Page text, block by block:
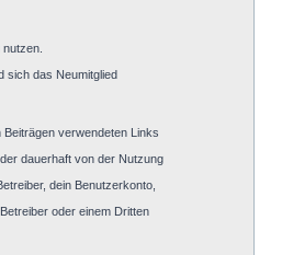
sich das Neumitglied
verwendeten Links
dauerhaft von der Nutzung
dein Benutzerkonto,
oder einem Dritten